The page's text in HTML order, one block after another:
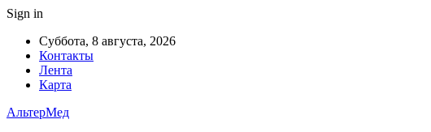
Sign in
Суббота, 8 августа, 2026
Контакты
Лента
Карта
АльтерМед